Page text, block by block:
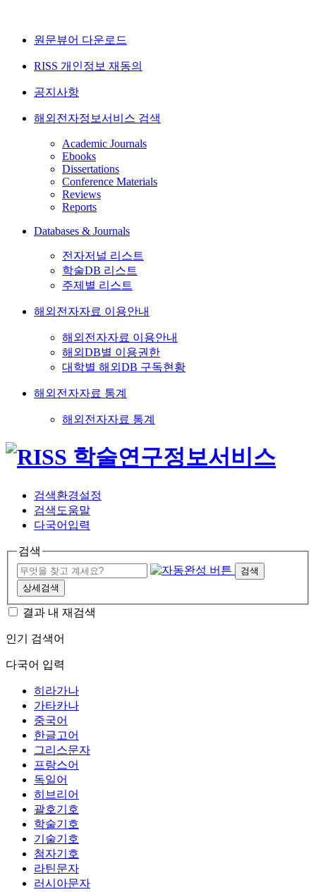
원문뷰어 다운로드
RISS 개인정보 재동의
공지사항
해외전자정보서비스 검색
Academic Journals
Ebooks
Dissertations
Conference Materials
Reviews
Reports
Databases & Journals
전자저널 리스트
학술DB 리스트
주제별 리스트
해외전자자료 이용안내
해외전자자료 이용안내
해외DB별 이용권한
대학별 해외DB 구독현황
해외전자자료 통계
해외전자자료 통계
검색환경설정
검색도움말
다국어입력
검색
검색
상세검색
결과 내 재검색
인기 검색어
다국어 입력
히라가나
가타카나
중국어
한글고어
그리스문자
프랑스어
독일어
히브리어
괄호기호
학술기호
기술기호
첨자기호
라틴문자
러시아문자